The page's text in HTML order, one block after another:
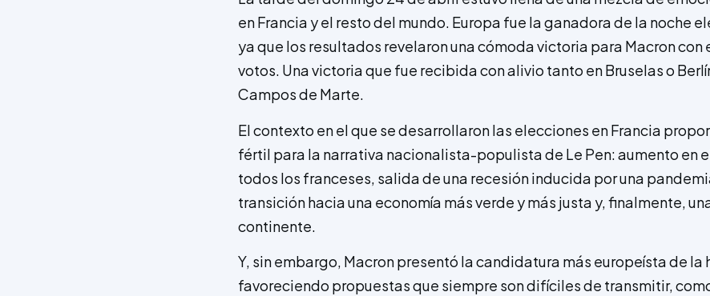
en Francia y el resto del mundo. Europa fue la ganadora de la noche
ya que los resultados revelaron una cómoda victoria para Macron con
votos. Una victoria que fue recibida con alivio tanto en Bruselas o
Campos de Marte.
El contexto en el que se desarrollaron las elecciones en Francia
fértil para la narrativa nacionalista-populista de Le Pen: aumento en
todos los franceses, salida de una recesión inducida por una
transición hacia una economía más verde y más justa y, finalmente,
continente.
Y, sin embargo, Macron presentó la candidatura más europeísta de la
favoreciendo propuestas que siempre son difíciles de transmitir,